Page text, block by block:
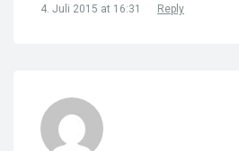
4. Juli 2015 at 16:31 Reply